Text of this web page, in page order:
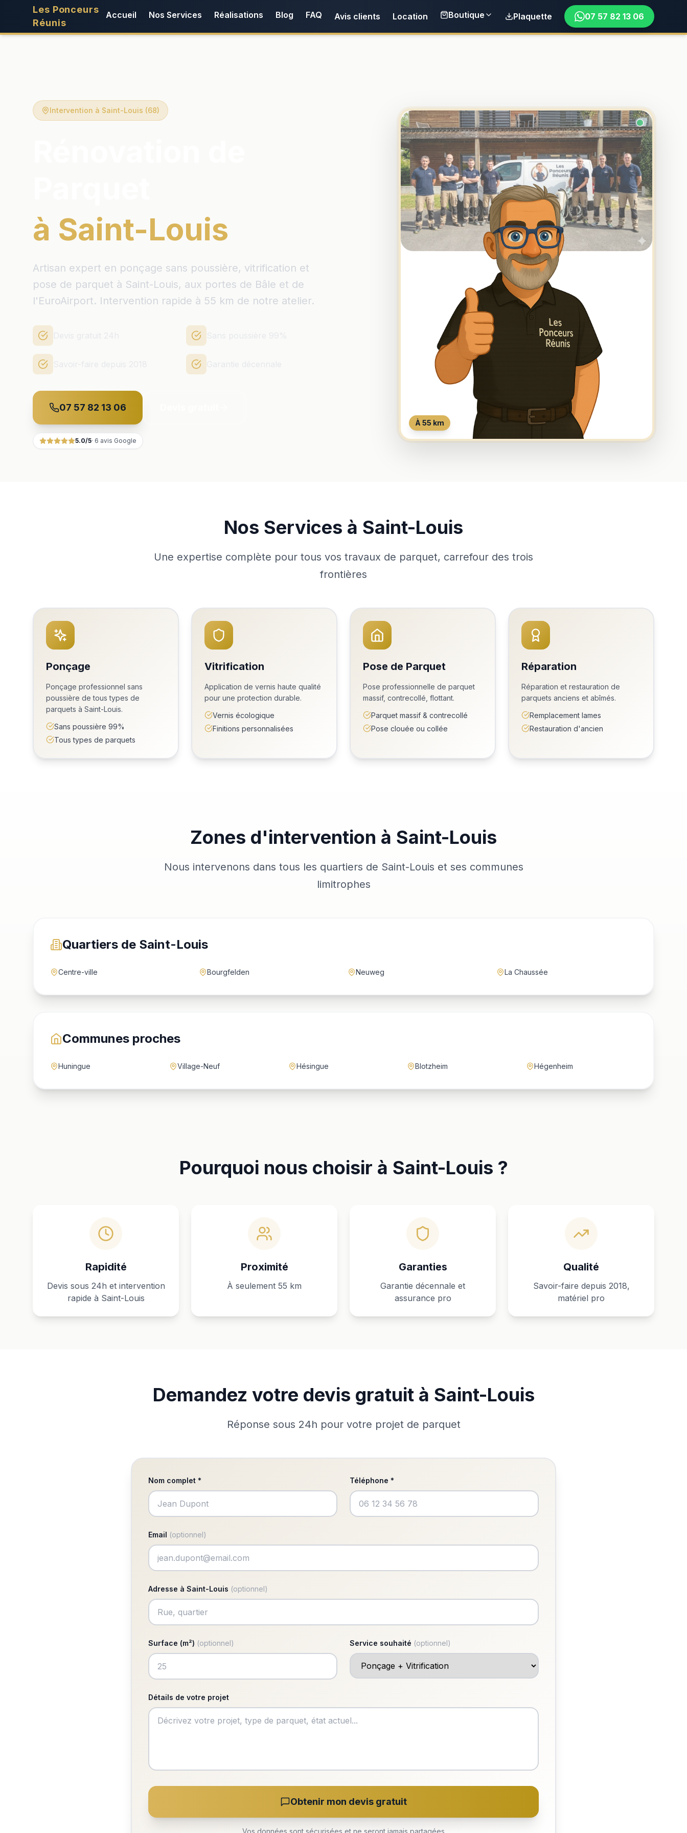
Les Ponceurs
Réunis
Accueil Nos Services Réalisations Blog FAQ Avis clients Location Boutique Plaquette 07 57 82 13 06
Intervention à Saint-Louis (68)
à Saint-Louis
Artisan expert en ponçage sans poussière, vitrification et
pose de parquet à Saint-Louis, aux portes de Bâle et de
l'EuroAirport. Intervention rapide à 55 km de notre atelier.
07 57 82 13 06
5.0/5· 6 avis Google
À 55 km
Nos Services à Saint-Louis
Une expertise complète pour tous vos travaux de parquet, carrefour des trois
frontières
Ponçage
Ponçage professionnel sans
poussière de tous types de
parquets à Saint-Louis.
Sans poussière 99%
Tous types de parquets
Vitrification
Application de vernis haute qualité
pour une protection durable.
Vernis écologique
Finitions personnalisées
Pose de Parquet
Pose professionnelle de parquet
massif, contrecollé, flottant.
Parquet massif & contrecollé
Pose clouée ou collée
Réparation
Réparation et restauration de
parquets anciens et abîmés.
Remplacement lames
Restauration d'ancien
Zones d'intervention à Saint-Louis
Nous intervenons dans tous les quartiers de Saint-Louis et ses communes
limitrophes
Quartiers de Saint-Louis
Centre-ville Bourgfelden Neuweg La Chaussée
Communes proches
Huningue Village-Neuf Hésingue Blotzheim Hégenheim
Pourquoi nous choisir à Saint-Louis ?
Rapidité
Devis sous 24h et intervention
rapide à Saint-Louis
Proximité
À seulement 55 km
Garanties
Garantie décennale et
assurance pro
Qualité
Savoir-faire depuis 2018,
matériel pro
Demandez votre devis gratuit à Saint-Louis
Réponse sous 24h pour votre projet de parquet
Nom complet * Téléphone *
Email (optionnel)
Adresse à Saint-Louis (optionnel)
Surface (m²) (optionnel) Service souhaité (optionnel)
Détails de votre projet
Obtenir mon devis gratuit
Vos données sont sécurisées et ne seront jamais partagées